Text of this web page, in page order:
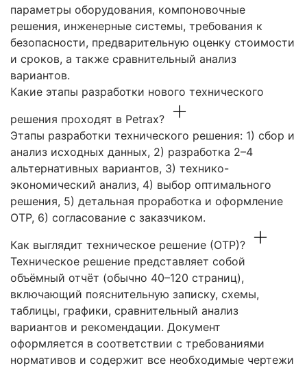
параметры оборудования, компоновочные
решения, инженерные системы, требования к
безопасности, предварительную оценку стоимости
и сроков, а также сравнительный анализ
вариантов.
Какие этапы разработки нового технического
решения проходят в Petrax?
Этапы разработки технического решения: 1) сбор и
анализ исходных данных, 2) разработка 2–4
альтернативных вариантов, 3) технико-
экономический анализ, 4) выбор оптимального
решения, 5) детальная проработка и оформление
ОТР, 6) согласование с заказчиком.
Как выглядит техническое решение (ОТР)?
Техническое решение представляет собой
объёмный отчёт (обычно 40–120 страниц),
включающий пояснительную записку, схемы,
таблицы, графики, сравнительный анализ
вариантов и рекомендации. Документ
оформляется в соответствии с требованиями
нормативов и содержит все необходимые чертежи